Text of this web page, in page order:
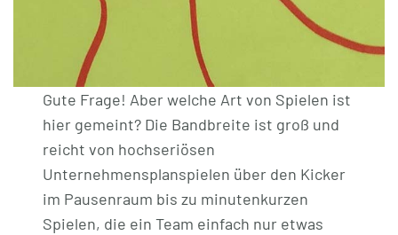
Gute Frage! Aber welche Art von Spielen ist
hier gemeint? Die Bandbreite ist groß und
reicht von hochseriösen
Unternehmensplanspielen über den Kicker
im Pausenraum bis zu minutenkurzen
Spielen, die ein Team einfach nur etwas